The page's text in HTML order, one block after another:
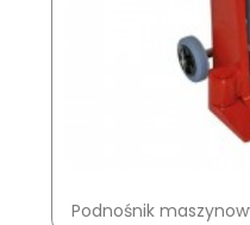
Podnośnik